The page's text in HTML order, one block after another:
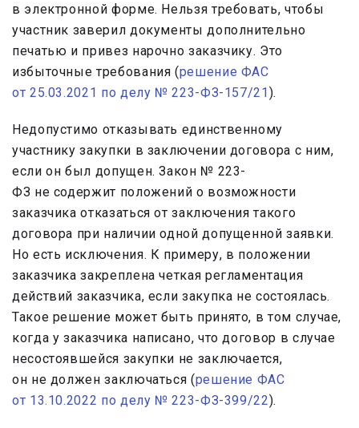
в электронной форме. Нельзя требовать, чтобы
участник заверил документы дополнительно
печатью и привез нарочно заказчику. Это
избыточные требования (решение ФАС
от 25.03.2021 по делу № 223-ФЗ-157/21).
Недопустимо отказывать единственному
участнику закупки в заключении договора с ним,
если он был допущен. Закон № 223-
ФЗ не содержит положений о возможности
заказчика отказаться от заключения такого
договора при наличии одной допущенной заявки.
Но есть исключения. К примеру, в положении
заказчика закреплена четкая регламентация
действий заказчика, если закупка не состоялась.
Такое решение может быть принято, в том случае,
когда у заказчика написано, что договор в случае
несостоявшейся закупки не заключается,
он не должен заключаться (решение ФАС
от 13.10.2022 по делу № 223-ФЗ-399/22).